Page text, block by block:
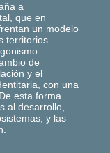
a
que en
un modelo
territorios.
de
y el
con una
esta forma
al desarrollo,
y las